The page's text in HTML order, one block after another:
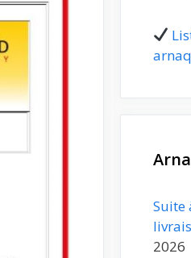
Suite
2026